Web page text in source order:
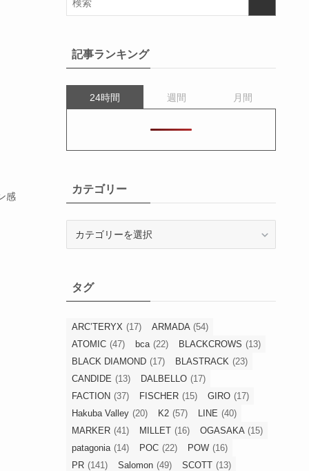
感
記事ランキング
24時間 週間 月間
カテゴリー
ータグ
ARC’TERYX (17) ARMADA (54)
ATOMIC (47) bca (22) BLACKCROWS (13)
BLACK DIAMOND (17) BLASTRACK (23)
CANDIDE (13) DALBELLO (17)
FACTION (37) FISCHER (15) GIRO (17)
Hakuba Valley (20) K2 (57) LINE (40)
MARKER (41) MILLET (16) OGASAKA (15)
patagonia (14) POC (22) POW (16)
PR (141) Salomon (49) SCOTT (13)